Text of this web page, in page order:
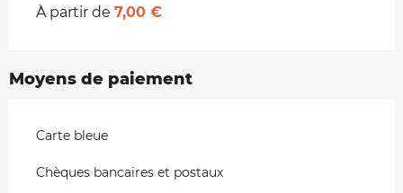
À partir de 7,00 €
Moyens de paiement
Carte bleue
Chèques bancaires et postaux